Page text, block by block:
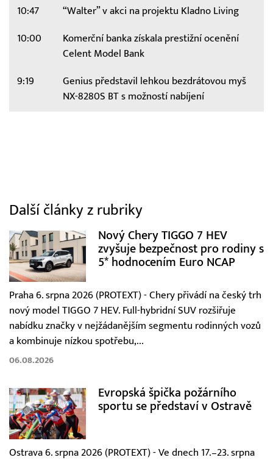
10:47 “Walter” v akci na projektu Kladno Living
10:00
Komerční banka získala prestižní ocenění
Celent Model Bank
9:19
Genius představil lehkou bezdrátovou myš
NX-8280S BT s možností nabíjení
Další články z rubriky
Nový Chery TIGGO 7 HEV
zvyšuje bezpečnost pro rodiny s
5* hodnocením Euro NCAP
Praha 6. srpna 2026 (PROTEXT) - Chery přivádí na český trh
nový model TIGGO 7 HEV. Full-hybridní SUV rozšiřuje
nabídku značky v nejžádanějším segmentu rodinných vozů
a kombinuje nízkou spotřebu,...
06.08.2026
Evropská špička požárního
sportu se představí v Ostravě
Ostrava 6. srpna 2026 (PROTEXT) - Ve dnech 17.–23. srpna